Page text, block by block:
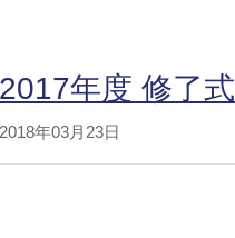
2017年度 修了
2018年03月23日